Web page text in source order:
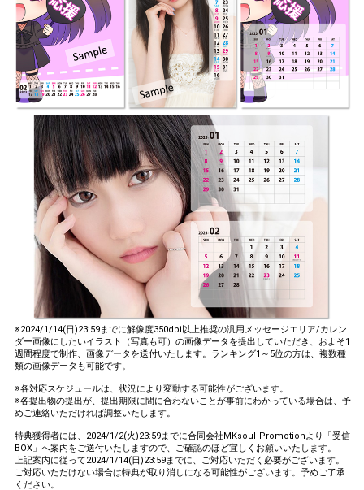
※2024/1/14(日)23:59までに解像度350dpi以上推奨の汎用メッセージエリア/カレン
ダー画像にしたいイラスト（写真も可）の画像データを提出していただき、およそ1
週間程度で制作、画像データを送付いたします。ランキング1～5位の方は、複数種
類の画像データも可能です。
※各対応スケジュールは、状況により変動する可能性がございます。
※各提出物の提出が、提出期限に間に合わないことが事前にわかっている場合は、予
めご連絡いただければ調整いたします。
特典獲得者には、2024/1/2(火)23:59までに合同会社MKsoul Promotionより「受信
BOX」へ案内をご送付いたしますので、ご確認のほど宜しくお願いいたします。
上記案内に従って2024/1/14(日)23:59までに、ご対応いただく必要がございます。
ご対応いただけない場合は特典が取り消しになる可能性がございます。予めご了承
ください。